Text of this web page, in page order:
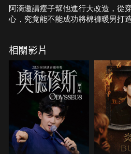
阿滴邀請瘦子幫他進行大改造，從
心，究竟能不能成功將棉褲暖男打
相關影片